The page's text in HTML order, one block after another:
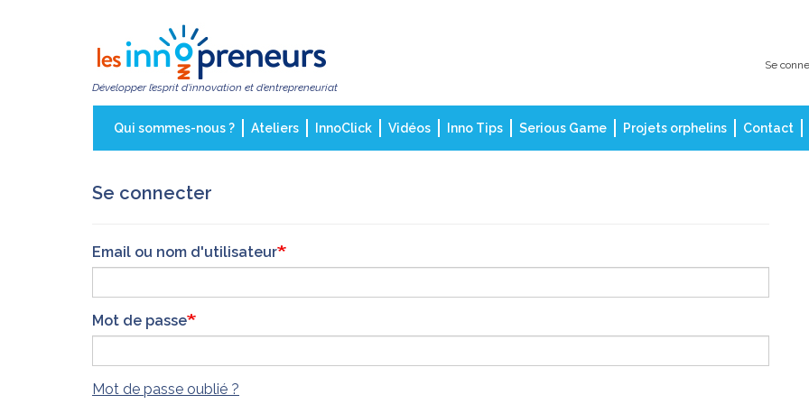
Développer l’esprit d’innovation et d’entrepreneuriat
Se
Qui sommes-nous ? Ateliers InnoClick Vidéos Inno Tips Serious Game Projets orphelins Contact
Se connecter
Email ou nom d'utilisateur
Mot de passe
Mot de passe oublié ?